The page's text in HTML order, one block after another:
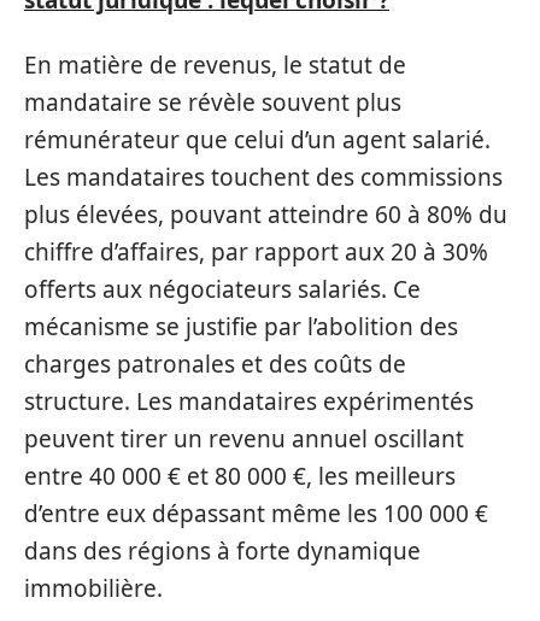
En matière de revenus, le statut de
mandataire se révèle souvent plus
rémunérateur que celui d’un agent salarié.
Les mandataires touchent des commissions
plus élevées, pouvant atteindre 60 à 80% du
chiffre d’affaires, par rapport aux 20 à 30%
offerts aux négociateurs salariés. Ce
mécanisme se justifie par l’abolition des
charges patronales et des coûts de
structure. Les mandataires expérimentés
peuvent tirer un revenu annuel oscillant
entre 40 000 € et 80 000 €, les meilleurs
d’entre eux dépassant même les 100 000 €
dans des régions à forte dynamique
immobilière.